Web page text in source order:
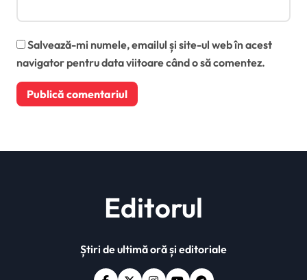
Salvează-mi numele, emailul și site-ul web în acest
navigator pentru data viitoare când o să comentez.
Editorul
Știri de ultimă oră și editoriale